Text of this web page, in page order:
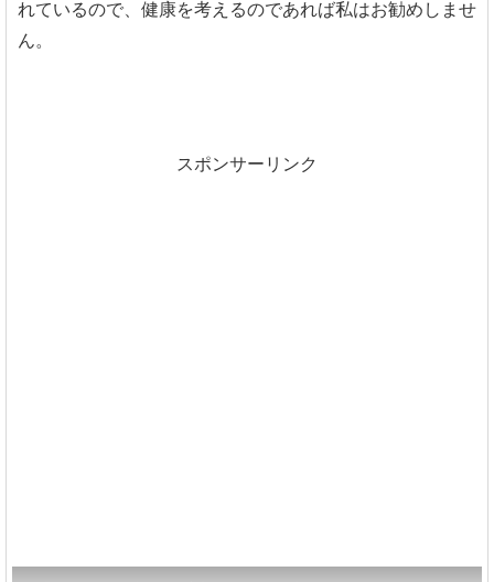
れているので、健康を考えるのであれば私はお勧めしませ
ん。
スポンサーリンク